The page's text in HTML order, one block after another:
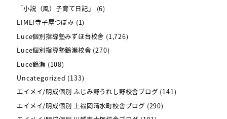
「小説（風）子育て日記」
(6)
EIMEI寺子屋つぼみ (1)
Luce個別指導塾みずほ台校舎 (1,726)
Luce個別指導塾鶴瀬校舎 (270)
Luce鶴瀬 (108)
Uncategorized (133)
エイメイ/明成個別 ふじみ野うれし野校舎ブログ (141)
エイメイ/明成個別 上福岡清水町校舎ブログ (290)